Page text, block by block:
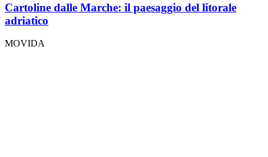
Cartoline dalle Marche: il paesaggio del litorale
adriatico
MOVIDA